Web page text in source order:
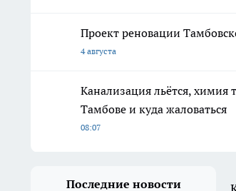
Проект реновации
4 августа
Канализация льётся, химия
Тамбове и куда жаловаться
08:07
Последние новости